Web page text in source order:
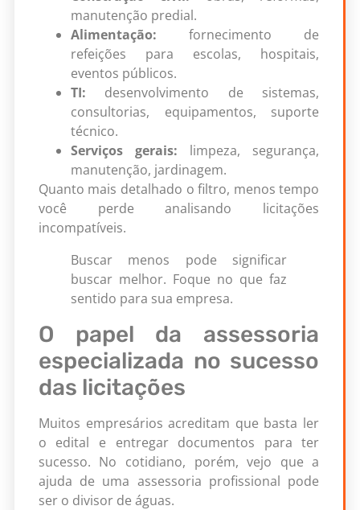
manutenção predial.
Alimentação: fornecimento de
refeições para escolas, hospitais,
eventos públicos.
TI: desenvolvimento de sistemas,
consultorias, equipamentos, suporte
técnico.
Serviços gerais: limpeza, segurança,
manutenção, jardinagem.
Quanto mais detalhado o filtro, menos tempo
você perde analisando licitações
incompatíveis.
Buscar menos pode significar
buscar melhor. Foque no que faz
sentido para sua empresa.
O papel da assessoria
especializada no sucesso
das licitações
Muitos empresários acreditam que basta ler
o edital e entregar documentos para ter
sucesso. No cotidiano, porém, vejo que a
ajuda de uma assessoria profissional pode
ser o divisor de águas.